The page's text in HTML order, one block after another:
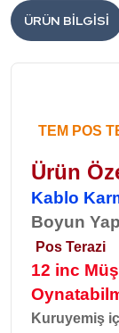
ÜRÜN BILGISI
TEM POS
Ürün
Kablo
Boyun
Pos Terazi
12 inc
Kuruyemiş